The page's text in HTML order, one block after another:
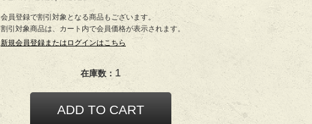
会員登録で割引対象となる商品もございます。
割引対象商品は、カート内で会員価格が表示されます。
新規会員登録またはログインはこちら
在庫数： 1